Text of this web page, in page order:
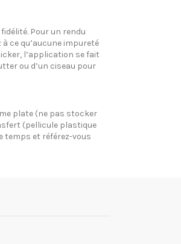
Pour un rendu
ce qu’aucune impureté
l’application se fait
ou d’un ciseau pour
plate (ne pas stocker
(pellicule plastique
temps et référez-vous